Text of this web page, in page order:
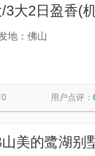
/3大2日盈香(
)
地：佛山
用户点评：
美的鹭湖别